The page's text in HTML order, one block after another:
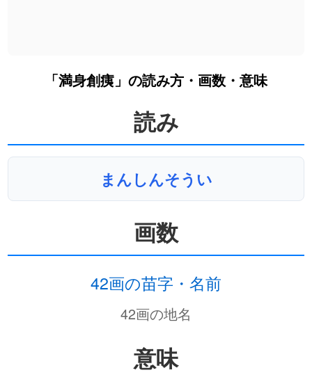
「満身創痍」の読み方・画数・意味
読み
まんしんそうい
画数
42画の苗字・名前
42画の地名
意味